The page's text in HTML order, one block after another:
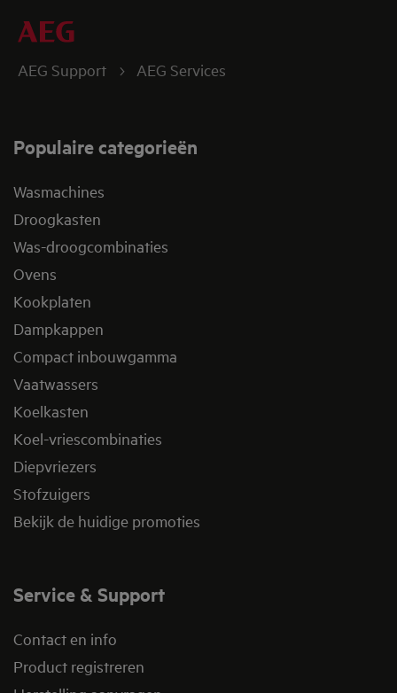
AEG Support AEG Services
Populaire categorieën
Wasmachines
Droogkasten
Was-droogcombinaties
Ovens
Kookplaten
Dampkappen
Compact inbouwgamma
Vaatwassers
Koelkasten
Koel-vriescombinaties
Diepvriezers
Stofzuigers
Bekijk de huidige promoties
Service & Support
Contact en info
Product registreren